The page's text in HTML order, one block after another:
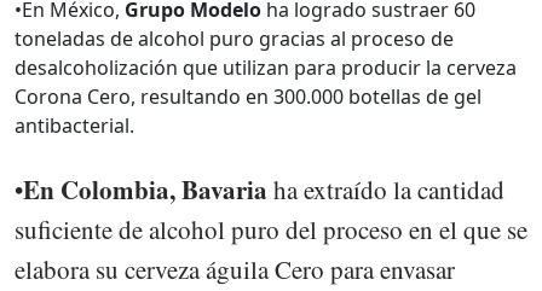
•En México, Grupo Modelo ha logrado sustraer 60
toneladas de alcohol puro gracias al proceso de
desalcoholización que utilizan para producir la cerveza
Corona Cero, resultando en 300.000 botellas de gel
antibacterial.
•En Colombia, Bavaria ha extraído la cantidad
suficiente de alcohol puro del proceso en el que se
elabora su cerveza águila Cero para envasar